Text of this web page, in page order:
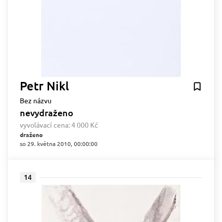
Petr Nikl
Bez názvu
nevydraženo
vyvolávací cena:4 000 Kč
draženo
so 29. května 2010, 00:00:00
14